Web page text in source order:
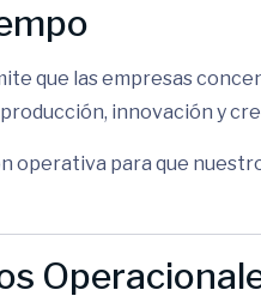
que las empresas
innovación y
operativa para que